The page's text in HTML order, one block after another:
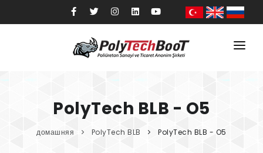
институциональный
PolyTech BLB - O5
домашняя PolyTech BLB PolyTech BLB - O5